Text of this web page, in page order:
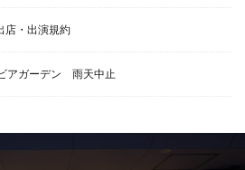
店・出演規約
アガーデン 雨天中止